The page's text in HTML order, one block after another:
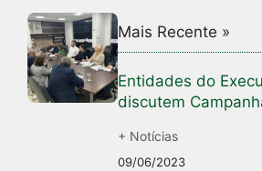
Mais Recente »
Entidades do
discutem
+ Notícias
09/06/2023